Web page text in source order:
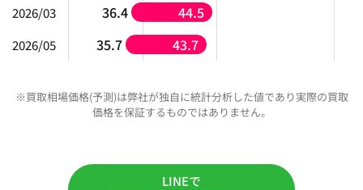
2026/03 36.4 44.5
2026/05 35.7 43.7
※買取相場価格(予測)は弊社が独自に統計分析した値であり実際の買取
価格を保証するものではありません。
LINEで